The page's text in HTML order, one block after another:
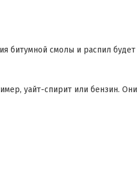
битумной смолы и распил будет
уайт-спирит или бензин. Они